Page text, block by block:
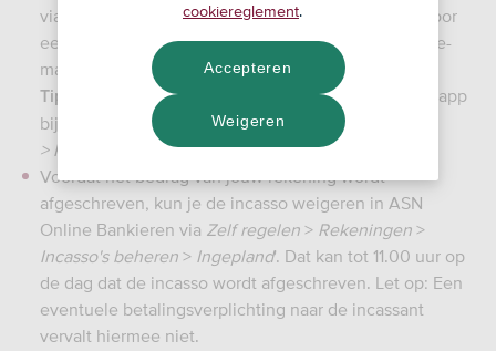
via je gebruikersprofiel >Seintjes. Je kunt kiezen voor
een pushbericht via de ASN-app, of een seintje via e-
mail.
Tip
: Je kunt pushberichten ook instellen in de ASN-app
bij je gebruikersprofiel
> Pushberichten
Voordat het bedrag van jouw rekening wordt
afgeschreven, kun je de incasso weigeren in ASN
Online Bankieren via Zelf regelen > Rekeningen >
Incasso's beheren > Ingepland'. Dat kan tot 11.00 uur op
de dag dat de incasso wordt afgeschreven. Let op: Een
eventuele betalingsverplichting naar de incassant
vervalt hiermee niet.
cookiereglement.
Weigeren
Accepteren